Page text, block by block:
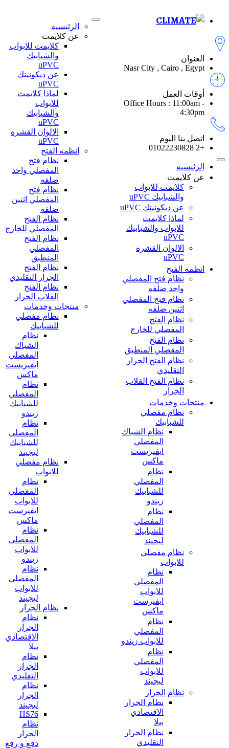
العنوان
Nasr City , Cairo , Egypt
أوقات العمل
Office Hours : 11:00am -
4:30pm
اتصل بنا اليوم
+2 01022230828
الرئيسيه
عن كلايمت
كلايمت للابواب
والشبابيك uPVC
عن ديكونينك uPVC
لماذا كلايمت
للابواب والشبابيك
uPVC
الالوان القشره
uPVC
انظمه الفتح
نظام فتح المفصلي
واحد ضلفه
نظام فتح المفصلي
اثنين ضلفه
نظام الفتح
المفصلي للخارج
نظام الفتح
المفصلي المنطبق
نظام الفتح الجرار
التقليدي
نظام الفتح القلاب
الجرار
منتجات وخدمات
نظام مفصلي
للشبابيك
نظام الشباك
المفصلي
ايفيريست
ماكس
نظام
المفصلي
للشبابيك
زيندو
نظام
المفصلي
للشبابيك
ليجيند
نظام مفصلي
للابواب
نظام
المفصلي
للابواب
ايفيرست
ماكس
نظام
المفصلي
للابواب زيندو
نظام
المفصلي
للابواب
ليجيند
نظام الجرار
نظام الجرار
الاقتصادي
بيلا
نظام الجرار
التقليدي
الرئيسيه
عن كلايمت
كلايمت للابواب
والشبابيك
uPVC
عن ديكونينك
uPVC
لماذا كلايمت
للابواب
والشبابيك
uPVC
الالوان القشره
uPVC
انظمه الفتح
نظام فتح
المفصلي واحد
ضلفه
نظام فتح
المفصلي اثنين
ضلفه
نظام الفتح
المفصلي للخارج
نظام الفتح
المفصلي
المنطبق
نظام الفتح
الجرار التقليدي
نظام الفتح
القلاب الجرار
منتجات وخدمات
نظام مفصلي
للشبابيك
نظام
الشباك
المفصلي
ايفيريست
ماكس
نظام
المفصلي
للشبابيك
زيندو
نظام
المفصلي
للشبابيك
ليجيند
نظام مفصلي
للابواب
نظام
المفصلي
للابواب
ايفيرست
ماكس
نظام
المفصلي
للابواب
زيندو
نظام
المفصلي
للابواب
ليجيند
نظام الجرار
نظام
الجرار
الاقتصادي
بيلا
نظام
الجرار
التقليدي
نظام
الجرار
ليجيند
HS76
نظام
الجرار
دفع و رفع